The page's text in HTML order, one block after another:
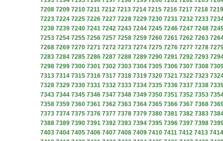
7208 7209 7210 7211 7212 7213 7214 7215 7216 7217 7218 7219
7223 7224 7225 7226 7227 7228 7229 7230 7231 7232 7233
7238 7239 7240 7241 7242 7243 7244 7245 7246 7247 7248
7253 7254 7255 7256 7257 7258 7259 7260 7261 7262 7263
7268 7269 7270 7271 7272 7273 7274 7275 7276 7277 7278
7283 7284 7285 7286 7287 7288 7289 7290 7291 7292 7293
7298 7299 7300 7301 7302 7303 7304 7305 7306 7307 7308
7313 7314 7315 7316 7317 7318 7319 7320 7321 7322 7323
7328 7329 7330 7331 7332 7333 7334 7335 7336 7337 7338
7343 7344 7345 7346 7347 7348 7349 7350 7351 7352 7353
7358 7359 7360 7361 7362 7363 7364 7365 7366 7367 7368
7373 7374 7375 7376 7377 7378 7379 7380 7381 7382 7383
7388 7389 7390 7391 7392 7393 7394 7395 7396 7397 7398
7403 7404 7405 7406 7407 7408 7409 7410 7411 7412 7413 7414